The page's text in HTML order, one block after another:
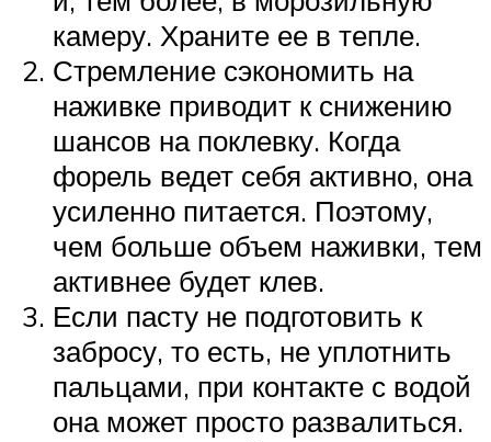
камеру. Храните ее в тепле.
Стремление сэкономить на
наживке приводит к снижению
шансов на поклевку. Когда
форель ведет себя активно, она
усиленно питается. Поэтому,
чем больше объем наживки, тем
активнее будет клев.
Если пасту не подготовить к
забросу, то есть, не уплотнить
пальцами, при контакте с водой
она может просто развалиться.